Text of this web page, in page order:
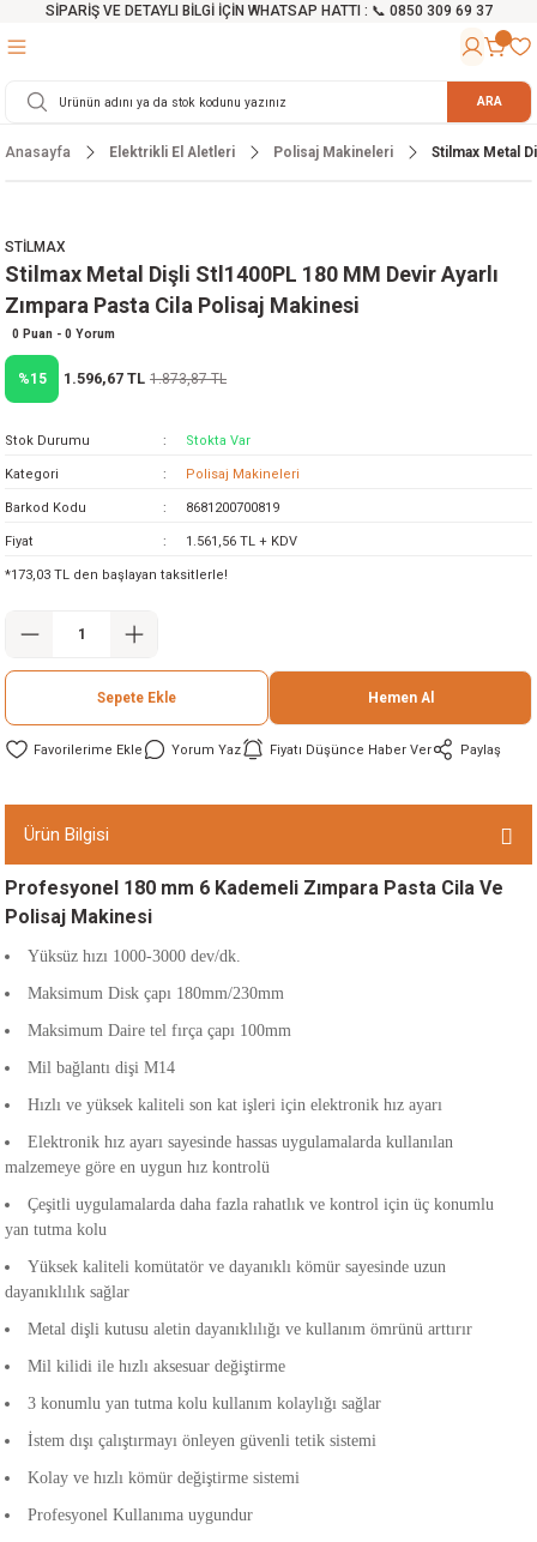
SİPARİŞ VE DETAYLI BİLGİ İÇİN WHATSAP HATTI : 📞 0850 309 69 37
Testereler
Makinesi
Testereler
Cihazları
Mikser
ve Arabalar
Malzemeleri ARA
Anasayfa Elektrikli El Aletleri Polisaj Makineleri Stilmax Metal
STİLMAX
Stilmax Metal Dişli Stl1400PL 180 MM Devir Ayarlı
Zımpara Pasta Cila Polisaj Makinesi
0 Puan - 0 Yorum
%15 1.596,67 TL 1.873,87 TL
Stok Durumu Stokta Var
Kategori Polisaj Makineleri
Barkod Kodu 8681200700819
Fiyat 1.561,56 TL + KDV
*173,03 TL den başlayan taksitlerle!
Sepete Ekle Hemen Al
Yorum Yaz Fiyatı Düşünce Haber Ver Paylaş
Ürün Bilgisi
Profesyonel 180 mm 6 Kademeli Zımpara Pasta Cila Ve
Polisaj Makinesi
Yüksüz hızı 1000-3000 dev/dk.
Maksimum Disk çapı 180mm/230mm
Maksimum Daire tel fırça çapı 100mm
Mil bağlantı dişi M14
Hızlı ve yüksek kaliteli son kat işleri için elektronik hız ayarı
Elektronik hız ayarı sayesinde hassas uygulamalarda kullanılan
malzemeye göre en uygun hız kontrolü
Çeşitli uygulamalarda daha fazla rahatlık ve kontrol için üç konumlu
yan tutma kolu
Yüksek kaliteli komütatör ve dayanıklı kömür sayesinde uzun
dayanıklılık sağlar
Metal dişli kutusu aletin dayanıklılığı ve kullanım ömrünü arttırır
Mil kilidi ile hızlı aksesuar değiştirme
3 konumlu yan tutma kolu kullanım kolaylığı sağlar
İstem dışı çalıştırmayı önleyen güvenli tetik sistemi
Kolay ve hızlı kömür değiştirme sistemi
Profesyonel Kullanıma uygundur